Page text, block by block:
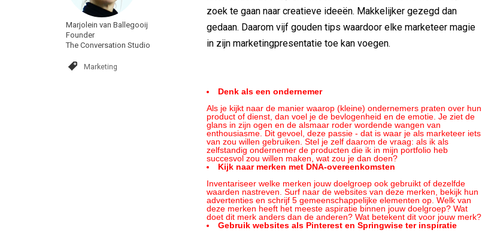
Marjolein van Ballegooij
Founder
The Conversation Studio
Marketing
zoek te gaan naar creatieve ideeën. Makkelijker gezegd dan
gedaan. Daarom vijf gouden tips waardoor elke marketeer magie
in zijn marketingpresentatie toe kan voegen.
Denk als een ondernemer
Als je kijkt naar de manier waarop (kleine) ondernemers praten over hun
product of dienst, dan voel je de bevlogenheid en de emotie. Je ziet de
glans in zijn ogen en de alsmaar roder wordende wangen van
enthousiasme. Dit gevoel, deze passie - dat is waar je als marketeer iets
van zou willen gebruiken. Stel je zelf daarom de vraag: als ik als
zelfstandig ondernemer de producten die ik in mijn portfolio heb
succesvol zou willen maken, wat zou je dan doen?
Kijk naar merken met DNA-overeenkomsten
Inventariseer welke merken jouw doelgroep ook gebruikt of dezelfde
waarden nastreven. Surf naar de websites van deze merken, bekijk hun
advertenties en schrijf 5 gemeenschappelijke elementen op. Welk van
deze merken heeft het meeste aspiratie binnen jouw doelgroep? Wat
doet dit merk anders dan de anderen? Wat betekent dit voor jouw merk?
Gebruik websites als Pinterest en Springwise ter inspiratie